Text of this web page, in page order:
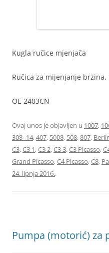
Kugla ručice mjenjača
Ručica za mijenjanje
OE 2403CN
Ovaj unos je objavljen u 1007,
308 -14,407, 5008, 508,807,
C3,C3 1,C3 2,C3 3,C3 Picasso,
Grand Picasso,C4 Picasso,C8,
24. lipnja 2016..
Pumpa (motorić) za